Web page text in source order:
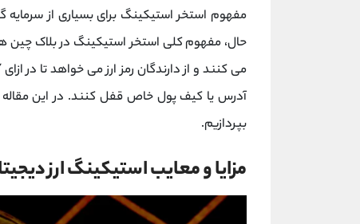
مفهوم استخر استیکینگ برای بسیاری از سرمایه
آدرس یا کیف پول خاص قفل کنند. در این مقاله
بپردازیم.
مزایا و معایب استیکینگ ارز